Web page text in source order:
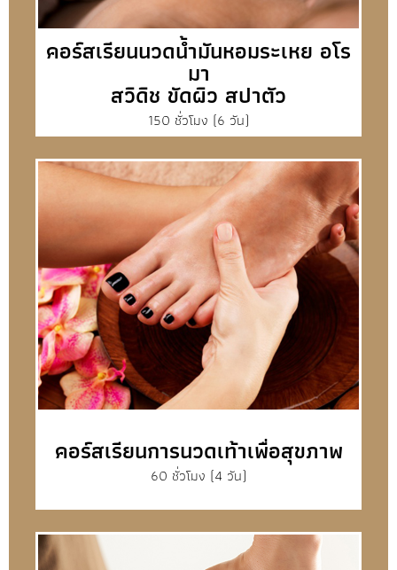
คอร์สเรียนนวดน้ำมันหอมระเหย อโร
มา
สวิดิช ขัดผิว สปาตัว
150 ชั่วโมง (6 วัน)
คอร์สเรียนการนวดเท้าเพื่อสุขภาพ
60 ชั่วโมง (4 วัน)